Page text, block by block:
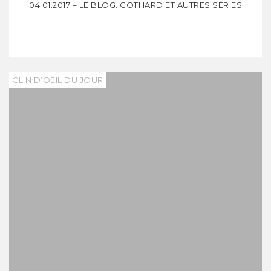
04.01.2017 – LE BLOG: GOTHARD ET AUTRES SÉRIES
CLIN D’OEIL DU JOUR